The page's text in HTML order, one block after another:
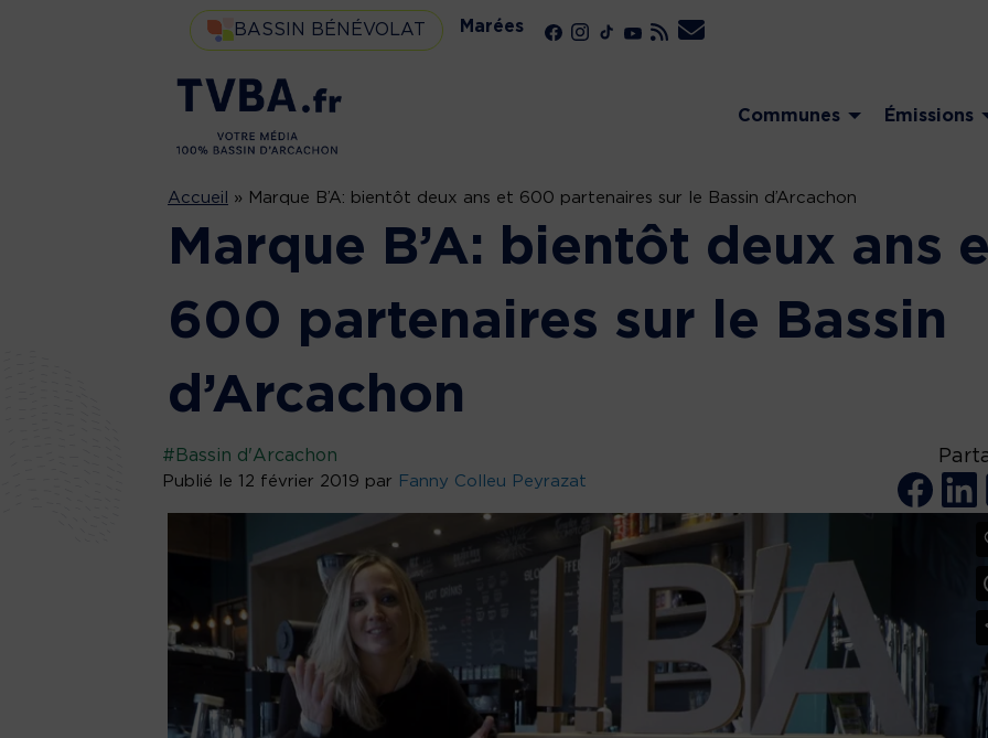
BASSIN BÉNÉVOLAT Marées
Communes Émissions
Accueil » Marque B’A: bientôt deux ans et 600 partenaires sur le Bassin d’Arcachon
Marque B’A: bientôt deux ans
600 partenaires sur le Bassin
d’Arcachon
#Bassin d'Arcachon
Publié le 12 février 2019 par Fanny Colleu Peyrazat